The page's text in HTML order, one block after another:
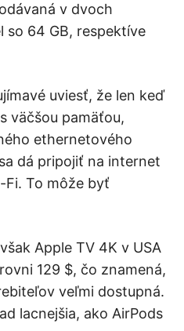
v dvoch
so 64 GB, respektíve
uviesť, že len keď
väčšou pamäťou,
ethernetového
dá pripojiť na internet
To môže byť
Apple TV 4K v USA
129 $, čo znamená,
veľmi dostupná.
lacnejšia, ako AirPods